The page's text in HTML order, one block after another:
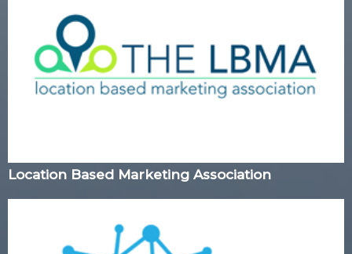
Location Based Marketing Association